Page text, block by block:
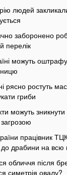
людей
заборонено
перелік
можуть
рясно ростуть
гриби
можуть
загрозою
працівник
драбини на всю
обличчя після
симетрія овалу?